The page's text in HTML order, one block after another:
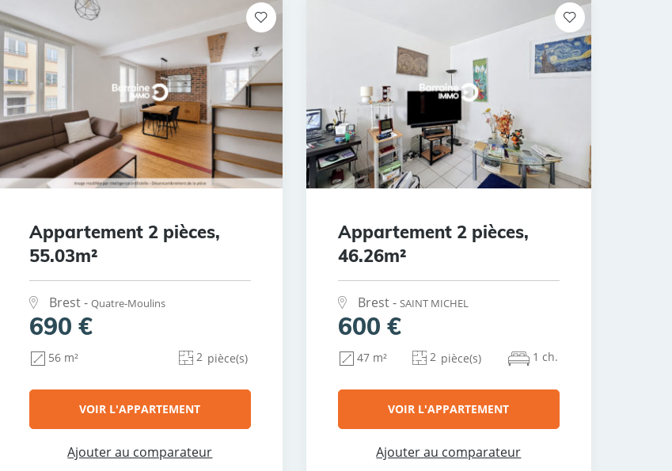
Appartement 2 pièces,
55.03m²
Brest - Quatre-Moulins
690 €
56 m² 2 pièce(s)
VOIR L'APPARTEMENT
Ajouter au comparateur
Appartement 2 pièces,
46.26m²
Brest - SAINT MICHEL
600 €
47 m² 2 pièce(s) 1 ch.
VOIR L'APPARTEMENT
Ajouter au comparateur